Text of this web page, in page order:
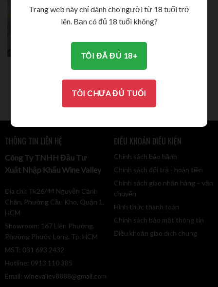
Rượu vang Ý Due Palme
VND
THÔNG TIN LIÊN HỆ
Công Ty TNHH Đầu Tư
Xuất Nhập Khẩu Wine Valley
Địa chỉ: Tk26/44 Nguyễn Cảnh
Chân, Phường Cầu Kho, Quận 1,
HCM
Showroom: 167 Liên Phường,
Phường Phước Long, Tp. HCM
MST: 031 693 2432
Hotline: 0913 110 385
Email: winevalley8888@gmail.com
ĐIỀU KHOẢN ĐIỀU KIỆN
Chính sách bảo hành
Chính sách đổi trả - hoàn tiền
Chính sách giao nhận hàng – vận
chuyển
Hình thức thanh toán
Chính sách bảo mật thông tin
Điều khoản giao dịch chung
Trang web này chỉ dành cho người từ 18 tuổi trở
lên. Bạn có đủ 18 tuổi không?
TÔI ĐÃ ĐỦ 18+
TÔI CHƯA ĐỦ TUỔI